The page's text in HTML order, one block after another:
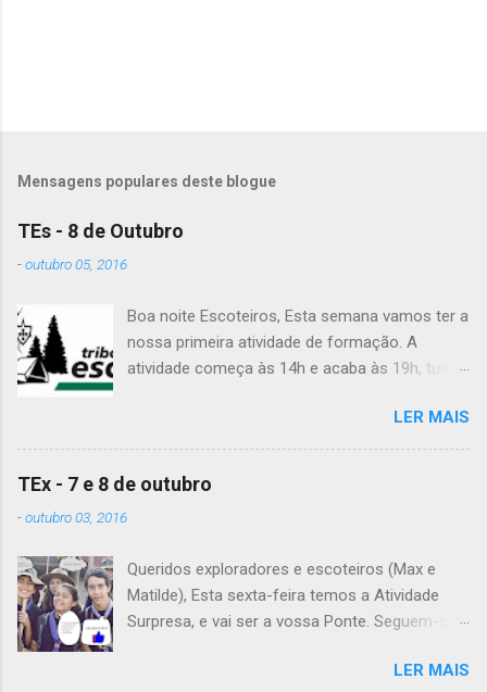
Mensagens populares deste blogue
TEs - 8 de Outubro
-outubro 05, 2016
Boa noite Escoteiros, Esta semana vamos ter a
nossa primeira atividade de formação. A
atividade começa às 14h e acaba às 19h, tudo
lanche (não pode ser dinheiro!), água, papel e
caneta. Para a Diana, a Inês, o Dawton,
Valentino e Rafael a atividade começa à 13h .
vão fazer a ponte com a TEx, vejam as
informações no post deles. Atenção: Ainda há
patrulhas que não enviaram o projeto da
até às 23:59. Alguma dúvida, liguem. Até
LER MAIS
TEx - 7 e 8 de outubro
-outubro 03, 2016
Queridos exploradores e escoteiros (Max e
Matilde), Esta sexta-feira temos a Atividade
Surpresa, e vai ser a vossa Ponte. Seguem-se
atividade! Encontro na Estação Fluvial deLER MAIS